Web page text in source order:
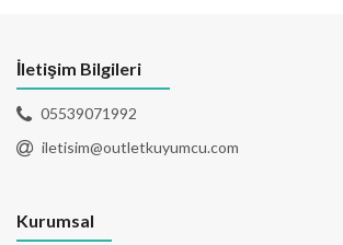
İletişim Bilgileri
05539071992
iletisim@outletkuyumcu.com
Kurumsal